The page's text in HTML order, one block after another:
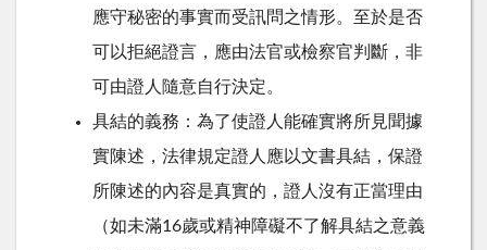
應守秘密的事實而受訊問之情形。至於是否
可以拒絕證言，應由法官或檢察官判斷，非
可由證人隨意自行決定。
具結的義務：為了使證人能確實將所見聞據
實陳述，法律規定證人應以文書具結，保證
所陳述的內容是真實的，證人沒有正當理由
（如未滿16歲或精神障礙不了解具結之意義